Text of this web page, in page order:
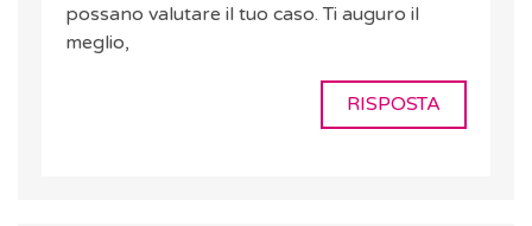
possano valutare il tuo caso. Ti auguro il
meglio,
RISPOSTA